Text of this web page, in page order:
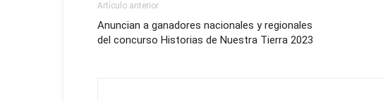
Artículo anterior
Anuncian a ganadores nacionales y regionales
del concurso Historias de Nuestra Tierra 2023